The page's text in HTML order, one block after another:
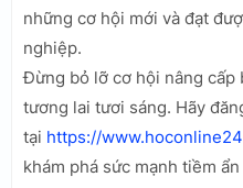
những cơ hội mới và đạt
nghiệp.
Đừng bỏ lỡ cơ hội nâng cấp
tương lai tươi sáng. Hãy
tại https://
khám phá sức mạnh tiềm